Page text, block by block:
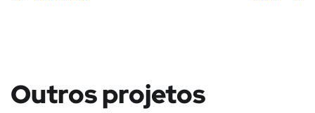
Outros projetos